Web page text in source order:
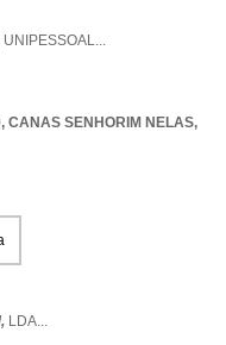
UNIPESSOAL...
, CANAS SENHORIM NELAS,
LDA...